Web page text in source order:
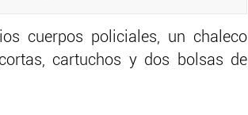
cuerpos policiales, un chaleco
cartuchos y dos bolsas de